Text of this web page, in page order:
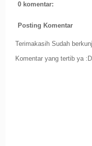
0 komentar:
Posting Komentar
Terimakasih Sudah
Komentar yang tertib ya :D